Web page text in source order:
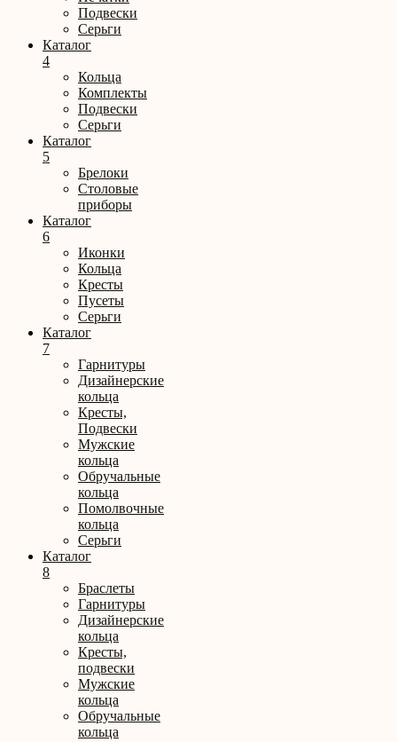
Подвески
Серьги
Каталог
4
Кольца
Комплекты
Подвески
Серьги
Каталог
5
Брелоки
Столовые
приборы
Каталог
6
Иконки
Кольца
Кресты
Пусеты
Серьги
Каталог
7
Гарнитуры
Дизайнерские
кольца
Кресты,
Подвески
Мужские
кольца
Обручальные
кольца
Помолвочные
кольца
Серьги
Каталог
8
Браслеты
Гарнитуры
Дизайнерские
кольца
Кресты,
подвески
Мужские
кольца
Обручальные
кольца